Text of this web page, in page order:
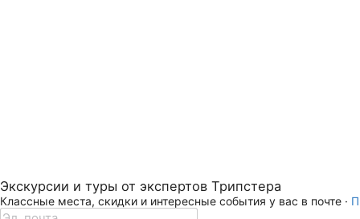
Экскурсии и туры от экспертов Трипстера
Классные места, скидки и интересные события у вас в почте ·